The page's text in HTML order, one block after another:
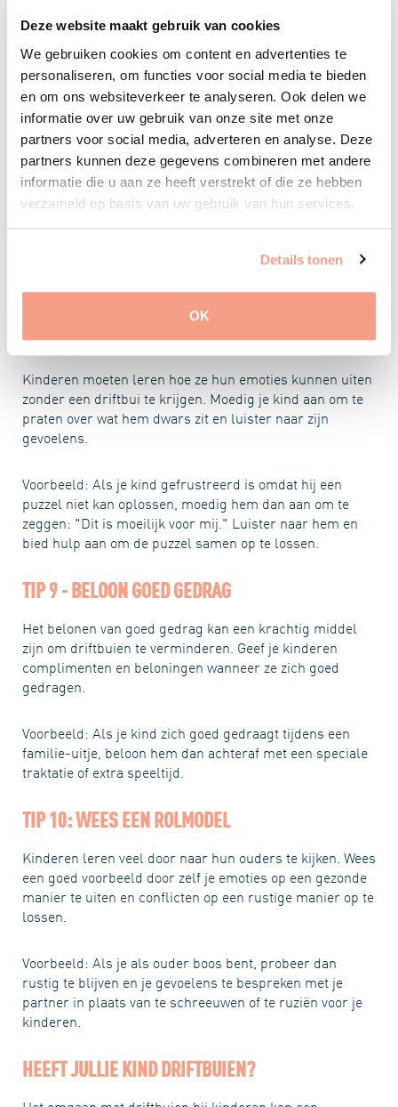
Deze website maakt gebruik van cookies
We gebruiken cookies om content en advertenties te
personaliseren, om functies voor social media te bieden
en om ons websiteverkeer te analyseren. Ook delen we
informatie over uw gebruik van onze site met onze
partners voor social media, adverteren en analyse. Deze
partners kunnen deze gegevens combineren met andere
informatie die u aan ze heeft verstrekt of die ze hebben
verzameld op basis van uw gebruik van hun services.
Details tonen
OK
afgepakt. Dat is begrijpelijk, maar we kunnen samen een
oplossing vinden."
TIP 7: GEEF VOLDOENDE RUST EN SLAAP
Kinderen hebben voldoende rust en slaap nodig om goed
te functioneren. Als ze moe zijn, zijn ze vatbaarder voor
driftbuien. Zorg voor een goede slaaproutine en
voldoende rusttijd gedurende de dag.
Voorbeeld: Zorg ervoor dat je kind op een vast tijdstip
naar bed gaat en voldoende slaapt krijgt voor zijn leeftijd.
zodat hij zich kan opladen.
TIP 8 - GEEF RUIMTE VOOR ZELFEXPRESSIE
Kinderen moeten leren hoe ze hun emoties kunnen uiten
zonder een driftbui te krijgen. Moedig je kind aan om te
praten over wat hem dwars zit en luister naar zijn
gevoelens.
Voorbeeld: Als je kind gefrustreerd is omdat hij een
puzzel niet kan oplossen, moedig hem dan aan om te
zeggen: "Dit is moeilijk voor mij." Luister naar hem en
bied hulp aan om de puzzel samen op te lossen.
TIP 9 - BELOON GOED GEDRAG
Het belonen van goed gedrag kan een krachtig middel
zijn om driftbuien te verminderen. Geef je kinderen
complimenten en beloningen wanneer ze zich goed
gedragen.
Voorbeeld: Als je kind zich goed gedraagt tijdens een
familie-uitje, beloon hem dan achteraf met een speciale
traktatie of extra speeltijd.
TIP 10: WEES EEN ROLMODEL
Kinderen leren veel door naar hun ouders te kijken. Wees
een goed voorbeeld door zelf je emoties op een gezonde
manier te uiten en conflicten op een rustige manier op te
lossen.
Voorbeeld: Als je als ouder boos bent, probeer dan
rustig te blijven en je gevoelens te bespreken met je
partner in plaats van te schreeuwen of te ruziën voor je
kinderen.
HEEFT JULLIE KIND DRIFTBUIEN?